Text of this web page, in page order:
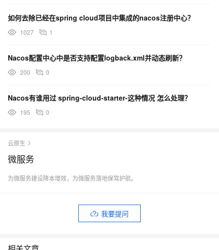
如何去除已经在spring cloud项目中集成的nacos注册中心？
1027 1
Nacos配置中心中是否支持配置logback.xml并动态刷新？
200 0
Nacos有谁用过 spring-cloud-starter-这种情况 怎么处理？
195 0
云原生
微服务
为微服务建设降本增效，为微服务落地保驾护航。
我要提问